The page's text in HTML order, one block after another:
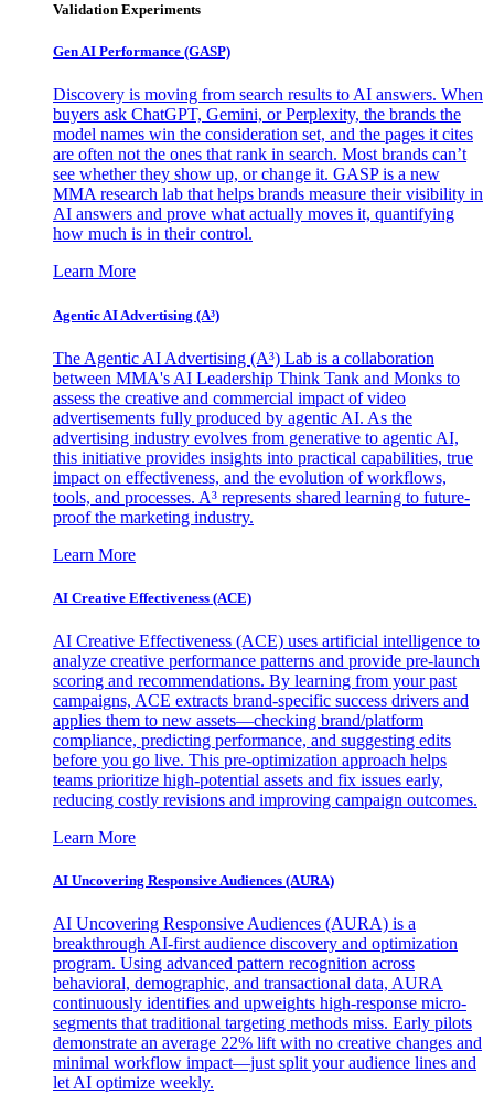
Validation Experiments
Gen AI Performance (GASP)
Discovery is moving from search results to AI answers. When
buyers ask ChatGPT, Gemini, or Perplexity, the brands the
model names win the consideration set, and the pages it cites
are often not the ones that rank in search. Most brands can’t
see whether they show up, or change it. GASP is a new
MMA research lab that helps brands measure their visibility in
AI answers and prove what actually moves it, quantifying
how much is in their control.
Learn More
Agentic AI Advertising (A³)
The Agentic AI Advertising (A³) Lab is a collaboration
between MMA's AI Leadership Think Tank and Monks to
assess the creative and commercial impact of video
advertisements fully produced by agentic AI. As the
advertising industry evolves from generative to agentic AI,
this initiative provides insights into practical capabilities, true
impact on effectiveness, and the evolution of workflows,
tools, and processes. A³ represents shared learning to future-
proof the marketing industry.
Learn More
AI Creative Effectiveness (ACE)
AI Creative Effectiveness (ACE) uses artificial intelligence to
analyze creative performance patterns and provide pre-launch
scoring and recommendations. By learning from your past
campaigns, ACE extracts brand-specific success drivers and
applies them to new assets—checking brand/platform
compliance, predicting performance, and suggesting edits
before you go live. This pre-optimization approach helps
teams prioritize high-potential assets and fix issues early,
reducing costly revisions and improving campaign outcomes.
Learn More
AI Uncovering Responsive Audiences (AURA)
AI Uncovering Responsive Audiences (AURA) is a
breakthrough AI-first audience discovery and optimization
program. Using advanced pattern recognition across
behavioral, demographic, and transactional data, AURA
continuously identifies and upweights high-response micro-
segments that traditional targeting methods miss. Early pilots
demonstrate an average 22% lift with no creative changes and
minimal workflow impact—just split your audience lines and
let AI optimize weekly.